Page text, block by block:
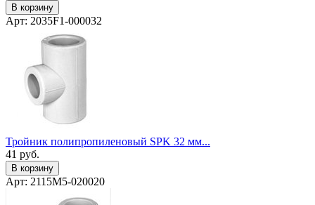
В корзину
Арт: 2035F1-000032
Тройник полипропиленовый SPK 32 мм...
41 руб.
В корзину
Арт: 2115M5-020020